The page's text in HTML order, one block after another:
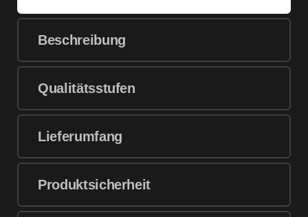
Beschreibung
Qualitätsstufen
Lieferumfang
Produktsicherheit